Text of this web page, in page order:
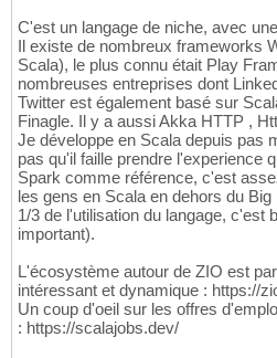
C'est un langage de niche, avec
Il existe de nombreux frameworks
Scala), le plus connu était Play
nombreuses entreprises dont
Twitter est également basé sur
Finagle. Il y a aussi Akka HTTP ,
Je développe en Scala depuis pas
pas qu'il faille prendre l'experience
Spark comme référence, c'est
les gens en Scala en dehors du
1/3 de l'utilisation du langage, c'est
important).
L'écosystème autour de ZIO est
intéressant et dynamique : https://
Un coup d'oeil sur les offres
: https://scalajobs.dev/